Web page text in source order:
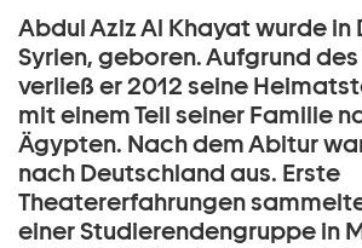
Abdul Aziz Al Khayat wurde in
Syrien, geboren. Aufgrund
verließ er 2012 seine
mit einem Teil seiner Familie
Ägypten. Nach dem Abitur
nach Deutschland aus. Erste
Theatererfahrungen
einer Studierendengruppe in